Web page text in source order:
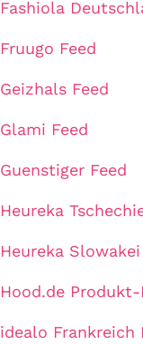
Fashiola
Fruugo Feed
Geizhals Feed
Glami Feed
Guenstiger Feed
Heureka
Heureka
Hood.de Produkt-
idealo Frankreich